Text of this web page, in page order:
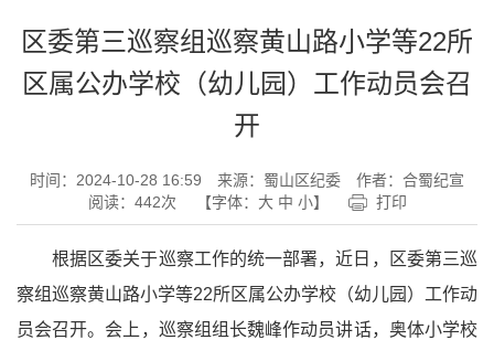
区委第三巡察组巡察黄山路小学等22所
区属公办学校（幼儿园）工作动员会召
开
时间：2024-10-28 16:59 来源：蜀山区纪委
作者：合蜀纪宣
阅读： 442次 【字体： 大 中 小】 打印
根据区委关于巡察工作的统一部署，近日，区委第三巡
察组巡察黄山路小学等22所区属公办学校（幼儿园）工作动
员会召开。会上，巡察组组长魏峰作动员讲话，奥体小学校